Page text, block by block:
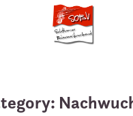
springen